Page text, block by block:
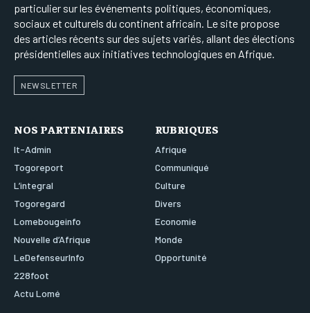
particulier sur les événements politiques, économiques,
sociaux et culturels du continent africain. Le site propose
des articles récents sur des sujets variés, allant des élections
présidentielles aux initiatives technologiques en Afrique.
NEWSLETTER
NOS PARTENIAIRES
It-Admin
Togoreport
L’integral
Togoregard
Lomebougeinfo
Nouvelle d’Afrique
LeDefenseurInfo
228foot
Actu Lomé
RUBRIQUES
Afrique
Communiqué
Culture
Divers
Economie
Monde
Opportunité